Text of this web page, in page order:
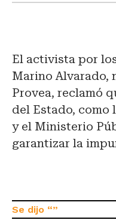
El activista por
Marino Alvarado,
Provea, reclamó
del Estado, como
y el Ministerio
garantizar la